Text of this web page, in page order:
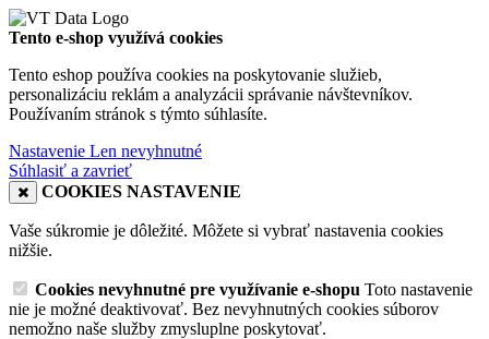
Tento e-shop využívá cookies
Tento eshop používa cookies na poskytovanie služieb,
personalizáciu reklám a analyzácii správanie návštevníkov.
Používaním stránok s týmto súhlasíte.
Nastavenie Len nevyhnutné
Súhlasiť a zavrieť
COOKIES NASTAVENIE
Vaše súkromie je dôležité. Môžete si vybrať nastavenia cookies
nižšie.
Cookies nevyhnutné pre využívanie e-shopu Toto nastavenie
nie je možné deaktivovať. Bez nevyhnutných cookies súborov
nemožno naše služby zmysluplne poskytovať.